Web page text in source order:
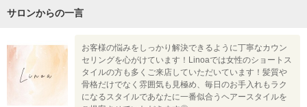
サロンからの一言
お客様の悩みをしっかり解決できるように丁寧なカウン
セリングを心がけています！Linoaでは女性のショートス
タイルの方も多くご来店していただいています！髪質や
骨格だけでなく雰囲気も見極め、毎日のお手入れもラク
になるスタイルであなたに一番似合うヘアースタイルを